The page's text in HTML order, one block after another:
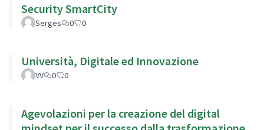
Security SmartCity
Serges 0 0
Università, Digitale ed Innovazione
VV 0 0
Agevolazioni per la creazione del digital